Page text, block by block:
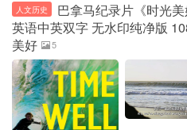
人文历史
巴拿马纪录片《时光
英语中英双字 无水印纯净版
美好
5